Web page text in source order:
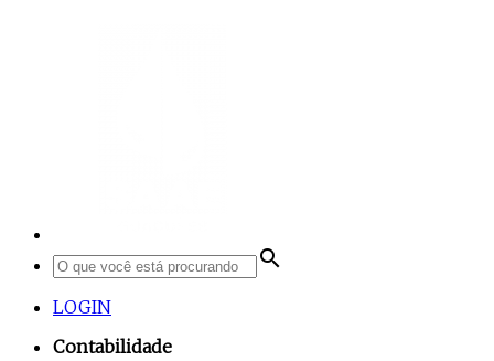
search
LOGIN
Contabilidade